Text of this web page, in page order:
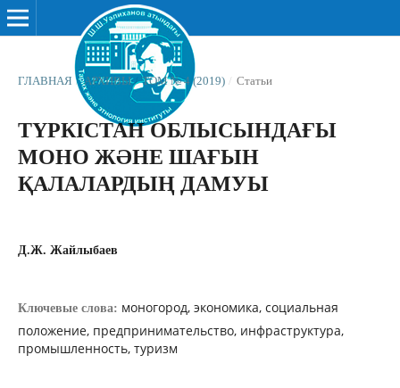
ГЛАВНАЯ / АРХИВЫ / ТОМ № 4 (2019) / Статьи
ТҮРКІСТАН ОБЛЫСЫНДАҒЫ
МОНО ЖƏНЕ ШАҒЫН
ҚАЛАЛАРДЫҢ ДАМУЫ
Д.Ж. Жайлыбаев
Ключевые слова: моногород, экономика, социальная
положение, предпринимательство, инфраструктура,
промышленность, туризм